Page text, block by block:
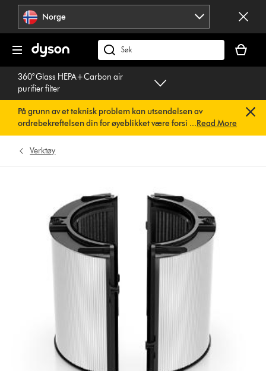
Hopp
navigering
Norge
Søk
på
dyson.no
din
er
360° Glass HEPA+Carbon air
purifier filter
På grunn av et teknisk problem kan utsendelsen av
ordrebekreftelsen din for øyeblikket være forsinket. Vi
jobber allerede med en rask løsning.Du trenger ikke å
gjøre noe. Ordrebekreftelsen din vil snart bli sendt til deg
...Read More
Verktøy